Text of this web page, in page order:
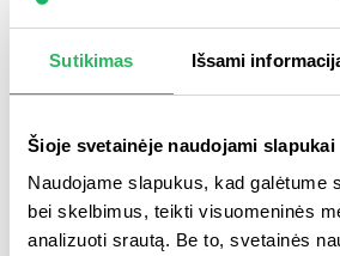
Sutikimas Išsami
Šioje svetainėje naudojami slapukai
Naudojame slapukus, kad galėtume
bei skelbimus, teikti visuomeninės
analizuoti srautą. Be to, svetainės
2026 m. liepos 27 d.
Tekstilės kelionė
konteineryje
SKAITYTI PLAČIAU